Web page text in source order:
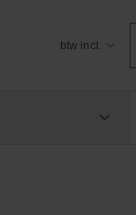
btw incl.